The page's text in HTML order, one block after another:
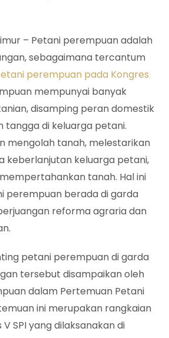
– Petani perempuan adalah
sebagaimana tercantum
perempuan pada Kongres
mempunyai banyak
disamping peran domestik
tangga di keluarga petani.
mengolah tanah, melestarikan
keberlanjutan keluarga petani,
tanah. Hal ini
perempuan berada di garda
reforma agraria dan
petani perempuan di garda
tersebut disampaikan oleh
dalam Pertemuan Petani
ini merupakan rangkaian
SPI yang dilaksanakan di